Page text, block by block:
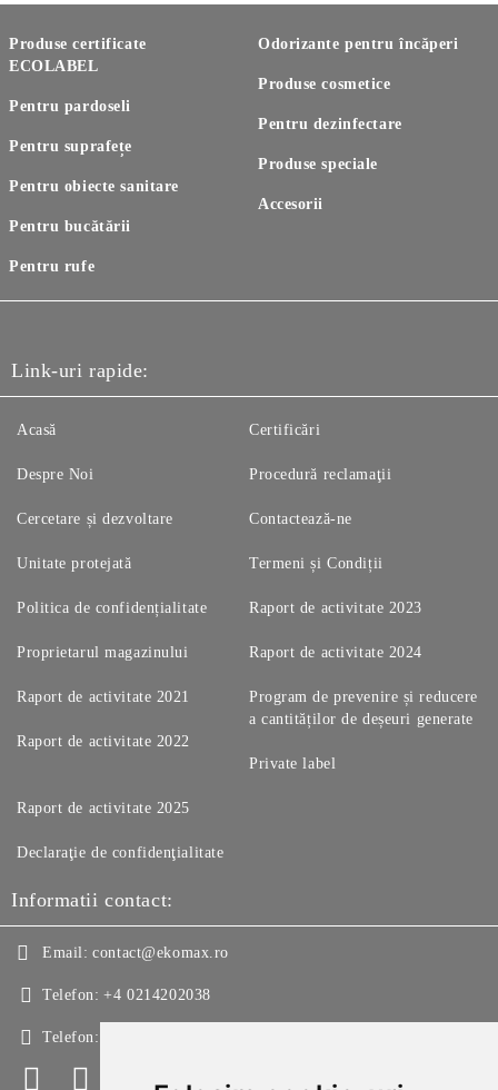
Produse certificate
ECOLABEL
Pentru pardoseli
Pentru suprafețe
Pentru obiecte sanitare
Pentru bucătării
Pentru rufe
Odorizante pentru încăperi
Produse cosmetice
Pentru dezinfectare
Produse speciale
Accesorii
Link-uri rapide:
Acasă
Despre Noi
Cercetare și dezvoltare
Unitate protejată
Certificări
Procedură reclamaţii
Contactează-ne
Termeni și Condiții
Politica de confidențialitate
Proprietarul magazinului
Raport de activitate 2021
Raport de activitate 2022
Raport de activitate 2023
Raport de activitate 2024
Program de prevenire și reducere
a cantităților de deșeuri generate
Private label
Raport de activitate 2025
Declaraţie de confidenţialitate
Informatii contact:
Email: contact@ekomax.ro
Telefon: +4 0214202038
Telefon: